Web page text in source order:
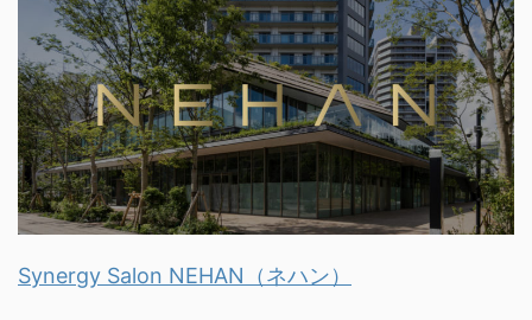
Synergy Salon NEHAN（ネハン）